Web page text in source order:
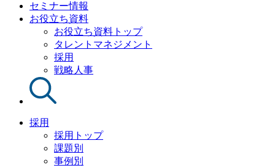
セミナー情報
お役立ち資料
お役立ち資料トップ
タレントマネジメント
採用
戦略人事
採用
採用トップ
課題別
事例別